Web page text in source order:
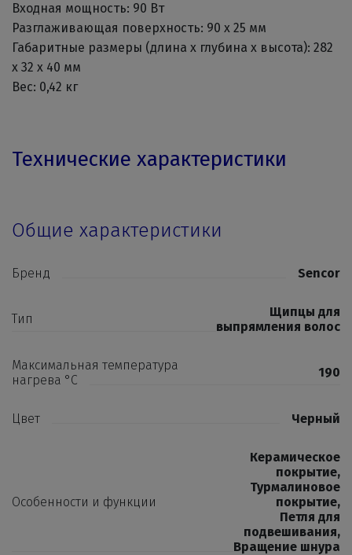
Входная мощность: 90 Вт
Разглаживающая поверхность: 90 x 25 мм
Габаритные размеры (длина x глубина x высота): 282
x 32 x 40 мм
Вес: 0,42 кг
Технические характеристики
Общие характеристики
Бренд Sencor
Тип
Щипцы для
выпрямления волос
Максимальная температура
нагрева °C
190
Цвет Черный
Особенности и функции
Керамическое
покрытие,
Турмалиновое
покрытие,
Петля для
подвешивания,
Вращение шнура